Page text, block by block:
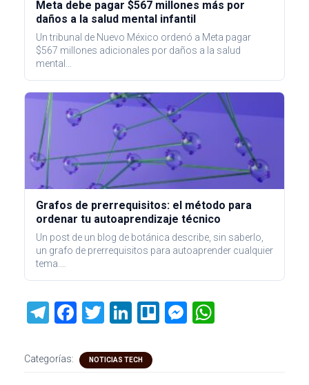
Meta debe pagar $567 millones más por
daños a la salud mental infantil
Un tribunal de Nuevo México ordenó a Meta pagar
$567 millones adicionales por daños a la salud
mental…
Grafos de prerrequisitos: el método para
ordenar tu autoaprendizaje técnico
Un post de un blog de botánica describe, sin saberlo,
un grafo de prerrequisitos para autoaprender cualquier
tema.…
T
e
F
ce
T
tt
Li
e
Tr M
Categorías: NOTICIAS TECH